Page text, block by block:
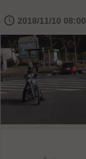
🕔 2018/11/10 08:00